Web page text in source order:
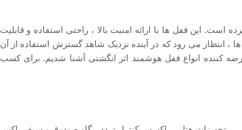
این قفل‌ ها با ارائه امنیت بالا ، راحتی استفاده و قابلیت
، انتظار می ‌رود که در آینده نزدیک شاهد گسترش استفاده از آن
کننده انواع قفل هوشمند اثر انگشتی آشنا شدیم. برای کسب